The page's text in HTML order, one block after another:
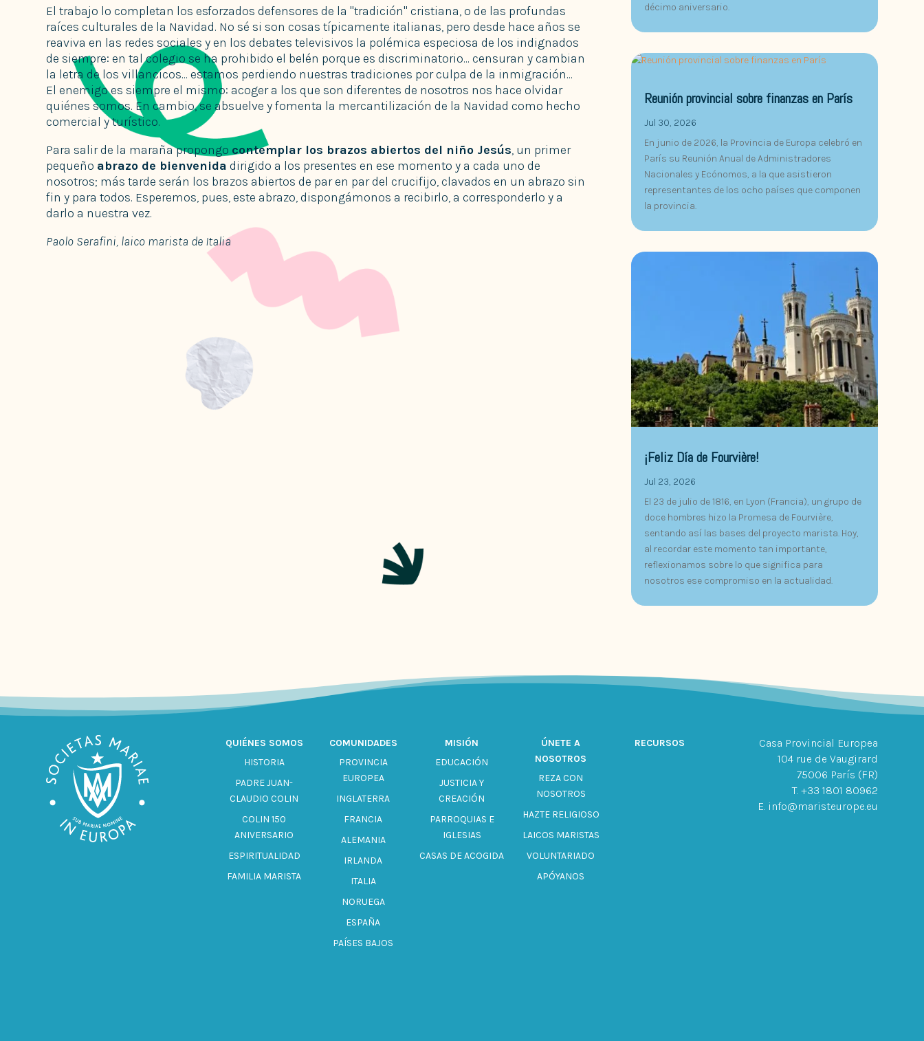
El trabajo lo completan los esforzados defensores de la "tradición" cristiana, o de las profundas
raíces culturales de la Navidad. No sé si son cosas típicamente italianas, pero desde hace años se
reaviva en las redes sociales y en los debates televisivos la polémica especiosa de los indignados
de siempre: en tal colegio se ha prohibido el belén porque es discriminatorio... censuran y cambian
la letra de los villancicos... estamos perdiendo nuestras tradiciones por culpa de la inmigración...
El enemigo es siempre el mismo: acoger a los que son diferentes de nosotros nos hace olvidar
quiénes somos. En cambio, se absuelve y fomenta la mercantilización de la Navidad como hecho
comercial y turístico.
Para salir de la maraña propongo contemplar los brazos abiertos del niño Jesús, un primer
pequeño abrazo de bienvenida dirigido a los presentes en ese momento y a cada uno de
nosotros; más tarde serán los brazos abiertos de par en par del crucifijo, clavados en un abrazo sin
fin y para todos. Esperemos, pues, este abrazo, dispongámonos a recibirlo, a corresponderlo y a
darlo a nuestra vez.
Paolo Serafini, laico marista de Italia
décimo aniversario.
Reunión provincial sobre finanzas en París
Jul 30, 2026
En junio de 2026, la Provincia de Europa celebró en
París su Reunión Anual de Administradores
Nacionales y Ecónomos, a la que asistieron
representantes de los ocho países que componen
la provincia.
¡Feliz Día de Fourvière!
Jul 23, 2026
El 23 de julio de 1816, en Lyon (Francia), un grupo de
doce hombres hizo la Promesa de Fourvière,
sentando así las bases del proyecto marista. Hoy,
al recordar este momento tan importante,
reflexionamos sobre lo que significa para
nosotros ese compromiso en la actualidad.
QUIÉNES SOMOS
HISTORIA
PADRE JUAN-
CLAUDIO COLIN
COLIN 150
ANIVERSARIO
ESPIRITUALIDAD
FAMILIA MARISTA
COMUNIDADES
PROVINCIA
EUROPEA
INGLATERRA
FRANCIA
ALEMANIA
IRLANDA
ITALIA
NORUEGA
ESPAÑA
PAÍSES BAJOS
MISIÓN
EDUCACIÓN
JUSTICIA Y
CREACIÓN
PARROQUIAS E
IGLESIAS
CASAS DE ACOGIDA
ÚNETE A
NOSOTROS
REZA CON
NOSOTROS
HAZTE RELIGIOSO
LAICOS MARISTAS
VOLUNTARIADO
APÓYANOS
RECURSOS
Casa Provincial Europea
104 rue de Vaugirard
75006 París (FR)
T. +33 1801 80962
E. info@maristeurope.eu